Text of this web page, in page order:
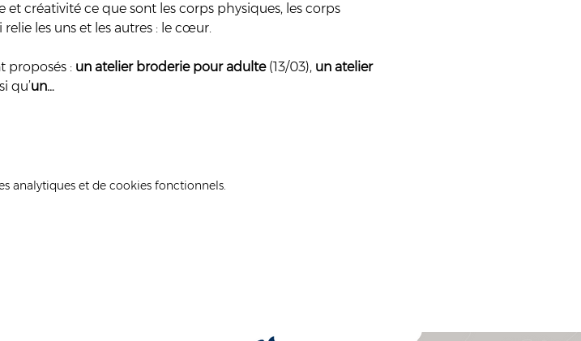
créativité ce que sont les corps physiques, les corps
les uns et les autres : le cœur.
proposés : un atelier broderie pour adulte (13/03), un atelier
qu’un…
analytiques et de cookies fonctionnels.